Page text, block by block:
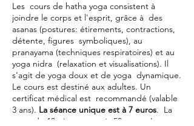
Les cours de hatha yoga consistent à
joindre le corps et l'esprit, grâce à des
asanas (postures: étirements, contractions,
détente, figures symboliques), au
pranayama (techniques respiratoires) et au
yoga nidra (relaxation et visualisations). Il
s'agit de yoga doux et de yoga dynamique.
Le cours est destiné aux adultes. Un
certificat médical est recommandé (valable
3 ans). La séance unique est à 7 euros. La
carte de 10 séances est à 50 euros. La carte